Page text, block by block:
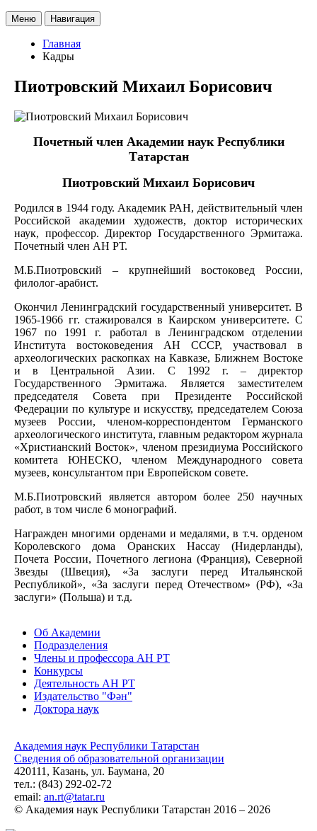
Меню Навигация
Главная
Кадры
Пиотровский Михаил Борисович
Почетный член Академии наук Республики
Татарстан
Пиотровский Михаил Борисович
Родился в 1944 году. Академик РАН, действительный член
Российской академии художеств, доктор исторических
наук, профессор. Директор Государственного Эрмитажа.
Почетный член АН РТ.
М.Б.Пиотровский – крупнейший востоковед России,
филолог-арабист.
Окончил Ленинградский государственный университет. В
1965-1966 гг. стажировался в Каирском университете. С
1967 по 1991 г. работал в Ленинградском отделении
Института востоковедения АН СССР, участвовал в
археологических раскопках на Кавказе, Ближнем Востоке
и в Центральной Азии. С 1992 г. – директор
Государственного Эрмитажа. Является заместителем
председателя Совета при Президенте Российской
Федерации по культуре и искусству, председателем Союза
музеев России, членом-корреспондентом Германского
археологического института, главным редактором журнала
«Христианский Восток», членом президиума Российского
комитета ЮНЕСКО, членом Международного совета
музеев, консультантом при Европейском совете.
М.Б.Пиотровский является автором более 250 научных
работ, в том числе 6 монографий.
Награжден многими орденами и медалями, в т.ч. орденом
Королевского дома Оранских Нассау (Нидерланды),
Почета России, Почетного легиона (Франция), Северной
Звезды (Швеция), «3a заслуги перед Итальянской
Республикой», «За заслуги перед Отечеством» (РФ), «За
заслуги» (Польша) и т.д.
Об Академии
Подразделения
Члены и профессора АН РТ
Конкурсы
Деятельность АН РТ
Издательство "Фән"
Доктора наук
Академия наук Республики Татарстан
Сведения об образовательной организации
420111, Казань, ул. Баумана, 20
тел.: (843) 292-02-72
email: an.rt@tatar.ru
© Академия наук Республики Татарстан 2016 – 2026